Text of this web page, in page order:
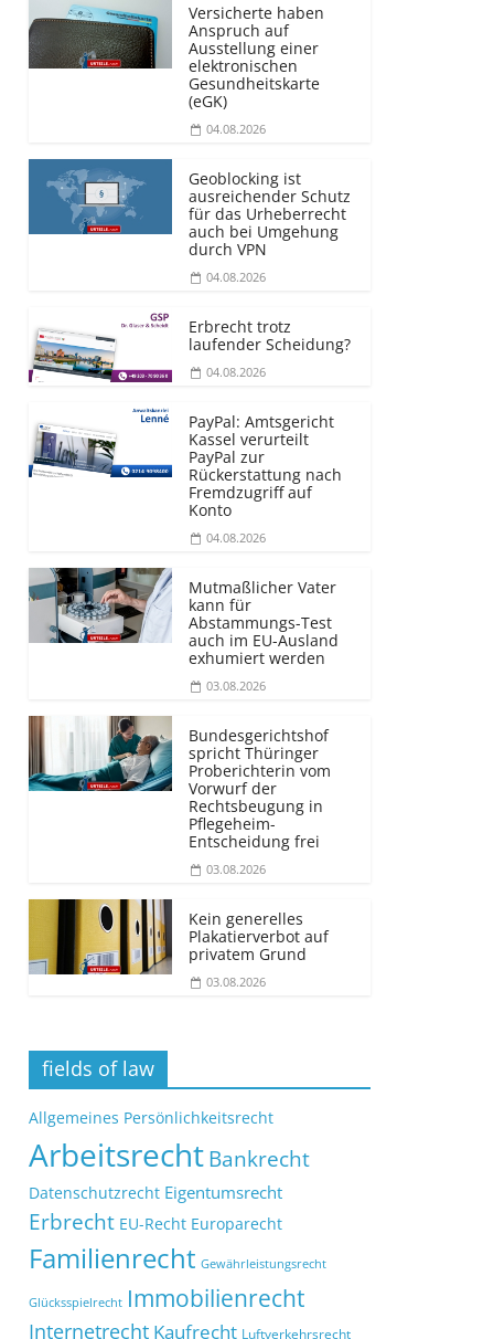
Versicherte haben
Anspruch auf
Ausstellung einer
elektronischen
Gesundheitskarte
(eGK)
04.08.2026
Geoblocking ist
ausreichender Schutz
für das Urheberrecht
auch bei Umgehung
durch VPN
04.08.2026
Erbrecht trotz
laufender Scheidung?
04.08.2026
PayPal: Amtsgericht
Kassel verurteilt
PayPal zur
Rückerstattung nach
Fremdzugriff auf
Konto
04.08.2026
Mutmaßlicher Vater
kann für
Abstammungs-Test
auch im EU-Ausland
exhumiert werden
03.08.2026
Bundesgerichtshof
spricht Thüringer
Proberichterin vom
Vorwurf der
Rechtsbeugung in
Pflegeheim-
Entscheidung frei
03.08.2026
Kein generelles
Plakatierverbot auf
privatem Grund
03.08.2026
fields of law
Allgemeines Persönlichkeitsrecht
ArbeitsrechtBankrecht
Datenschutzrecht Eigentumsrecht
Erbrecht EU-Recht Europarecht
Familienrecht Gewährleistungsrecht
Glücksspielrecht Immobilienrecht
Internetrecht Kaufrecht Luftverkehrsrecht